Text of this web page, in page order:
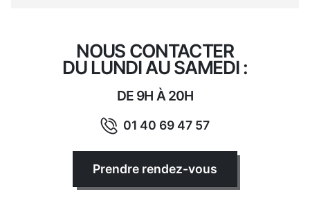
NOUS CONTACTER
DU LUNDI AU SAMEDI :
DE 9H À 20H
01 40 69 47 57
Prendre rendez-vous